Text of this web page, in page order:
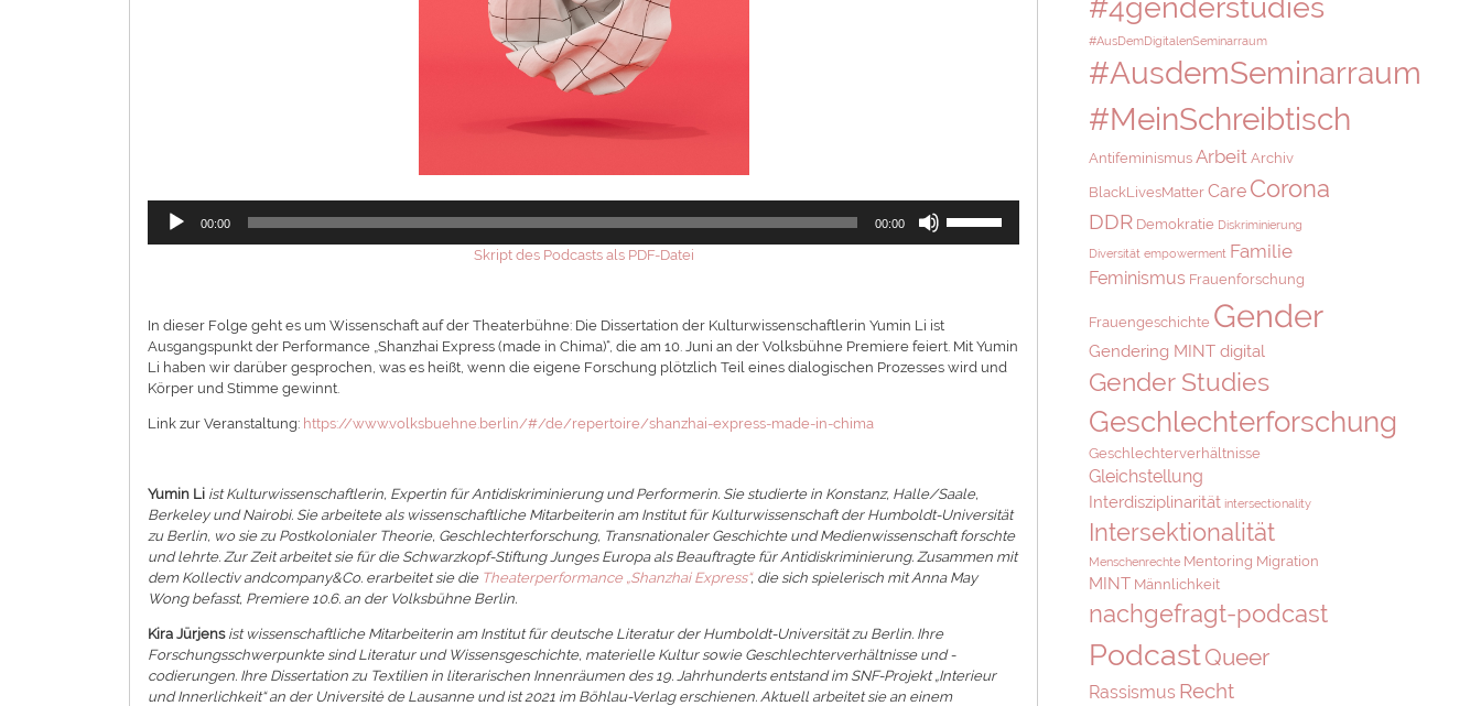
Audio-
Player
00:00 00:00
Hoch/Runter
regeln.
Skript des Podcasts als PDF-Datei
In dieser Folge geht es um Wissenschaft auf der Theaterbühne: Die Dissertation der Kulturwissenschaftlerin Yumin Li ist
Ausgangspunkt der Performance „Shanzhai Express (made in Chima)“, die am 10. Juni an der Volksbühne Premiere feiert. Mit Yumin
Li haben wir darüber gesprochen, was es heißt, wenn die eigene Forschung plötzlich Teil eines dialogischen Prozesses wird und
Körper und Stimme gewinnt.
Link zur Veranstaltung: https://www.volksbuehne.berlin/#/de/repertoire/shanzhai-express-made-in-chima
Yumin Li ist Kulturwissenschaftlerin, Expertin für Antidiskriminierung und Performerin. Sie studierte in Konstanz, Halle/Saale,
Berkeley und Nairobi. Sie arbeitete als wissenschaftliche Mitarbeiterin am Institut für Kulturwissenschaft der Humboldt-Universität
zu Berlin, wo sie zu Postkolonialer Theorie, Geschlechterforschung, Transnationaler Geschichte und Medienwissenschaft forschte
und lehrte. Zur Zeit arbeitet sie für die Schwarzkopf-Stiftung Junges Europa als Beauftragte für Antidiskriminierung. Zusammen mit
dem Kollectiv andcompany&Co. erarbeitet sie die Theaterperformance „Shanzhai Express“, die sich spielerisch mit Anna May
Wong befasst, Premiere 10.6. an der Volksbühne Berlin.
Kira Jürjensist wissenschaftliche Mitarbeiterin am Institut für deutsche Literatur der Humboldt-Universität zu Berlin. Ihre
Forschungsschwerpunkte sind Literatur und Wissensgeschichte, materielle Kultur sowie Geschlechterverhältnisse und -
codierungen. Ihre Dissertation zu Textilien in literarischen Innenräumen des 19. Jahrhunderts entstand im SNF-Projekt „Interieur
und Innerlichkeit“ an der Université de Lausanne und ist 2021 im Böhlau-Verlag erschienen. Aktuell arbeitet sie an einem
#4genderstudies
#AusDemDigitalenSeminarraum
#AusdemSeminarraum
#MeinSchreibtisch
Antifeminismus Arbeit Archiv
BlackLivesMatter Care Corona
DDR Demokratie Diskriminierung
Diversität empowerment Familie
Feminismus Frauenforschung
Frauengeschichte Gender
Gendering MINT digital
Gender Studies
Geschlechterforschung
Geschlechterverhältnisse
Gleichstellung
Interdisziplinarität intersectionality
Intersektionalität
Menschenrechte Mentoring Migration
MINT Männlichkeit
nachgefragt-podcast
PodcastQueer
Rassismus Recht